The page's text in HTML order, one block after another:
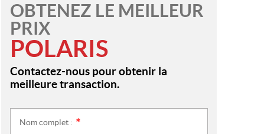
OBTENEZ LE MEILLEUR
PRIX
POLARIS
Contactez-nous pour obtenir la
meilleure transaction.
Nom complet :